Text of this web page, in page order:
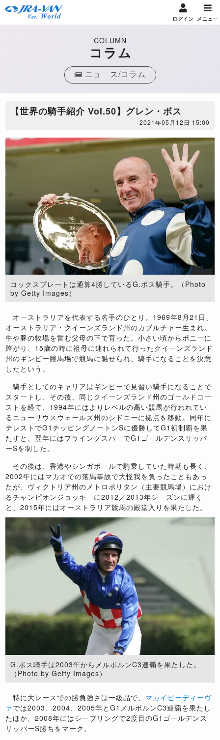
ログイン メニュー
COLUMN
コラム
ニュース/コラム
【世界の騎手紹介 Vol.50】グレン・ボス
2021年05月12日 15:00
コックスプレートは通算4勝しているG.ボス騎手。（Photo
by Getty Images）
オーストラリアを代表する名手のひとり。1969年8月21日、
オーストラリア・クイーンズランド州のカブルチャー生まれ。
牛や豚の牧場を営む父母の下で育った。小さい頃からポニーに
跨がり、15歳の時に祖母に連れられて行ったクイーンズランド
州のギンピー競馬場で競馬に魅せられ、騎手になることを決意
したという。
騎手としてのキャリアはギンピーで見習い騎手になることで
スタートし、その後、同じクイーンズランド州のゴールドコー
ストを経て、1994年にはよりレベルの高い競馬が行われてい
るニューサウスウェールズ州のシドニーに拠点を移動。同年に
テレストでG1チッピングノートンSに優勝してG1初制覇を果
たすと、翌年にはフライングスパーでG1ゴールデンスリッパ
ーSを制した。
その後は、香港やシンガポールで騎乗していた時期も長く、
2002年にはマカオでの落馬事故で大怪我を負ったこともあっ
たが、ヴィクトリア州のメトロポリタン（主要競馬場）におけ
るチャンピオンジョッキーに2012／2013年シーズンに輝く
と、2015年にはオーストラリア競馬の殿堂入りを果たした。
G.ボス騎手は2003年からメルボルンC3連覇を果たした。
（Photo by Getty Images）
特に大レースでの勝負強さは一級品で、 マカイビーディーヴ
ァでは2003、2004、2005年とG1メルボルンC3連覇を果たし
たほか、2008年にはシーブリングで2度目のG1ゴールデンス
リッパーS勝ちをマーク。